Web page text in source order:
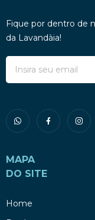
Fique por dentro de
da Lavandàia!
MAPA
DO SITE
Home